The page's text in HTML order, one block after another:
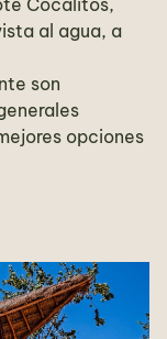
al agua, a
son
opciones